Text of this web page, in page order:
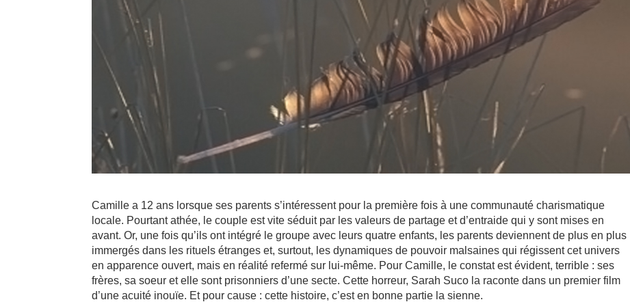
Camille a 12 ans lorsque ses parents s’intéressent pour la première fois à une communauté charismatique
locale. Pourtant athée, le couple est vite séduit par les valeurs de partage et d’entraide qui y sont mises en
avant. Or, une fois qu’ils ont intégré le groupe avec leurs quatre enfants, les parents deviennent de plus en plus
immergés dans les rituels étranges et, surtout, les dynamiques de pouvoir malsaines qui régissent cet univers
en apparence ouvert, mais en réalité refermé sur lui-même. Pour Camille, le constat est évident, terrible : ses
frères, sa soeur et elle sont prisonniers d’une secte. Cette horreur, Sarah Suco la raconte dans un premier film
d’une acuité inouïe. Et pour cause : cette histoire, c’est en bonne partie la sienne.